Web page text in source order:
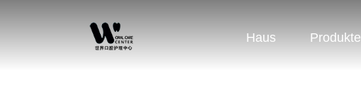
Haus Produkte